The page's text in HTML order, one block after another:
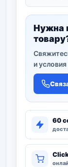
Нужна
и условия
60